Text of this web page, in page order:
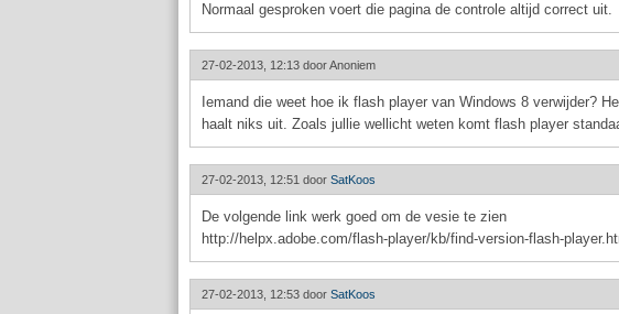
Normaal gesproken voert die pagina de controle altijd correct uit.
27-02-2013, 12:13 doorAnoniem
Iemand die weet hoe ik flash player van Windows 8 verwijder?
haalt niks uit. Zoals jullie wellicht weten komt flash player
27-02-2013, 12:51 door SatKoos
De volgende link werk goed om de vesie te zien
http://helpx.adobe.com/flash-player/kb/find-version-flash-
27-02-2013, 12:53 door SatKoos